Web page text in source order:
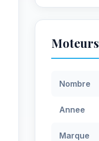
Moteurs
Nombre
Annee
Marque